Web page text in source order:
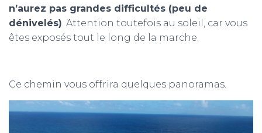
n’aurez pas grandes difficultés (peu de
dénivelés) . Attention toutefois au soleil, car vous
êtes exposés tout le long de la marche.
Ce chemin vous offrira quelques panoramas.